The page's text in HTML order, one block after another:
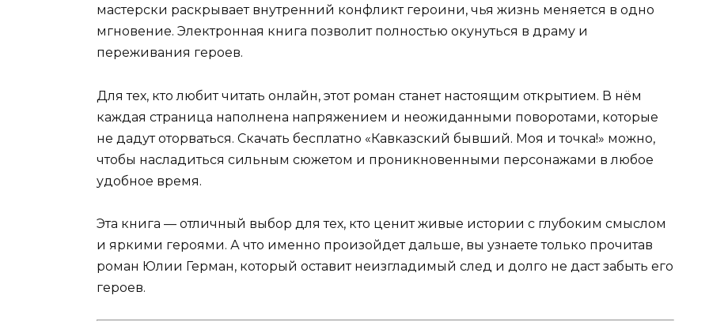
мастерски раскрывает внутренний конфликт героини, чья жизнь меняется в одно
мгновение. Электронная книга позволит полностью окунуться в драму и
переживания героев.
Для тех, кто любит читать онлайн, этот роман станет настоящим открытием. В нём
каждая страница наполнена напряжением и неожиданными поворотами, которые
не дадут оторваться. Скачать бесплатно «Кавказский бывший. Моя и точка!» можно,
чтобы насладиться сильным сюжетом и проникновенными персонажами в любое
удобное время.
Эта книга — отличный выбор для тех, кто ценит живые истории с глубоким смыслом
и яркими героями. А что именно произойдет дальше, вы узнаете только прочитав
роман Юлии Герман, который оставит неизгладимый след и долго не даст забыть его
героев.